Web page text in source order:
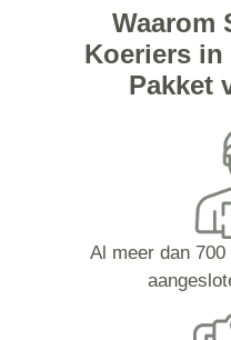
Waarom
Koeriers
Pakket
Al meer dan